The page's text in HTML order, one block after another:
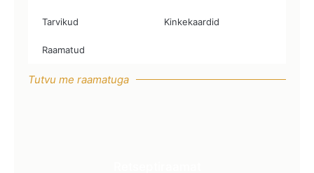
Tarvikud Kinkekaardid
Raamatud
Tutvu me raamatuga